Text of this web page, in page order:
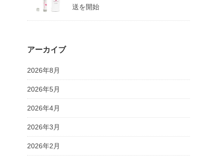
送を開始
アーカイブ
2026年8月
2026年5月
2026年4月
2026年3月
2026年2月